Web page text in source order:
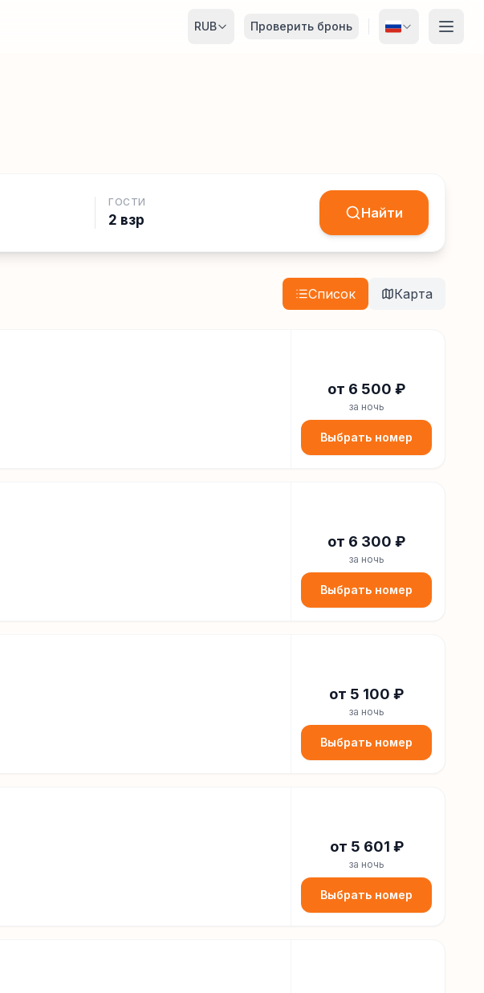
RUB Проверить бронь
ГОСТИ
2 взр Найти
Список Карта
от 6 500 ₽
за ночь
Выбрать номер
от 6 300 ₽
за ночь
Выбрать номер
от 5 100 ₽
за ночь
Выбрать номер
от 5 601 ₽
за ночь
Выбрать номер